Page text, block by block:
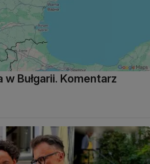
w Bułgarii. Komentarz